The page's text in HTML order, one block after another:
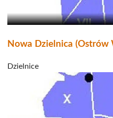
Nowa Dzielnica (Ostrów
Dzielnice